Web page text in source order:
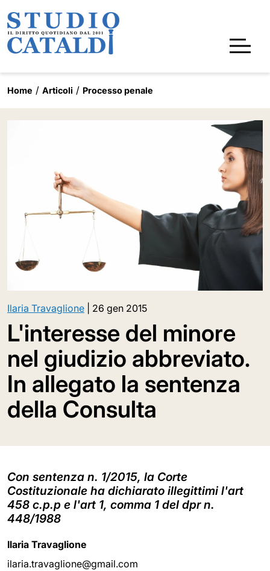
Home Articoli Processo penale
Ilaria Travaglione 26 gen 2015
L'interesse del minore
nel giudizio abbreviato.
In allegato la sentenza
della Consulta
Con sentenza n. 1/2015, la Corte
Costituzionale ha dichiarato illegittimi l'art
458 c.p.p e l'art 1, comma 1 del dpr n.
448/1988
Ilaria Travaglione
ilaria.travaglione@gmail.com